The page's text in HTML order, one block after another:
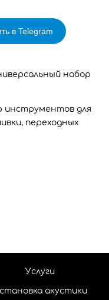
в Telegram
набор
инструментов для
переходных
Услуги
акустики